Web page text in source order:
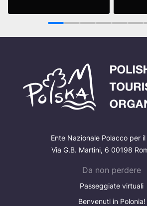
Leggi di più Leggi
1 2 3 4 5 6
Ente Nazionale Polacco per il
Via G.B. Martini, 6 00198
Da non perdere
Passeggiate virtuali
Benvenuti in Polonia!